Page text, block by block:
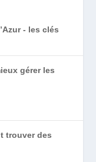
gérer les
trouver des